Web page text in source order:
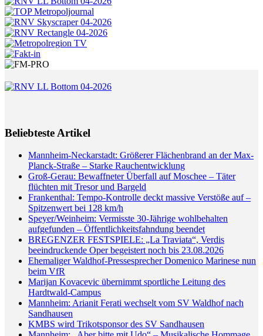
Beliebteste Artikel
Mannheim-Neckarstadt: Größerer Flächenbrand an der Max-
Planck-Straße – Starke Rauchentwicklung
Groß-Gerau: Bewaffneter Überfall auf Moschee – Täter
flüchten mit Tresor und Bargeld
Frankenthal: Tempo-Kontrolle deckt massive Verstöße auf –
Spitzenwert bei 128 km/h
Speyer/Weinheim: Vermisste 30-Jährige wohlbehalten
aufgefunden – Öffentlichkeitsfahndung beendet
BREGENZER FESTSPIELE: „La Traviata“, Verdis
beeindruckende Oper begeistert noch bis 23.08.2026
Ehemaliger Waldhof-Pressesprecher Domenico Marinese nun
beim VfR
Marijan Kovacevic übernimmt sportliche Leitung des
Hardtwald-Campus
Mannheim: Arianit Ferati wechselt vom SV Waldhof nach
Sandhausen
KMBS wird Trikotsponsor des SV Sandhausen